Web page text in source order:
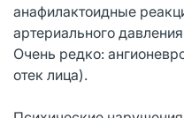
анафилактоидные
артериального
Очень редко:
отек лица).